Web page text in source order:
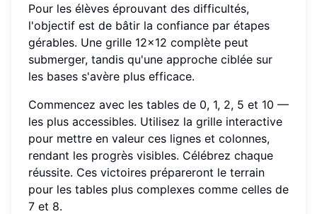
Pour les élèves éprouvant des difficultés,
l'objectif est de bâtir la confiance par étapes
gérables. Une grille 12x12 complète peut
submerger, tandis qu'une approche ciblée sur
les bases s'avère plus efficace.
Commencez avec les tables de 0, 1, 2, 5 et 10 —
les plus accessibles. Utilisez la grille interactive
pour mettre en valeur ces lignes et colonnes,
rendant les progrès visibles. Célébrez chaque
réussite. Ces victoires prépareront le terrain
pour les tables plus complexes comme celles de
7 et 8.